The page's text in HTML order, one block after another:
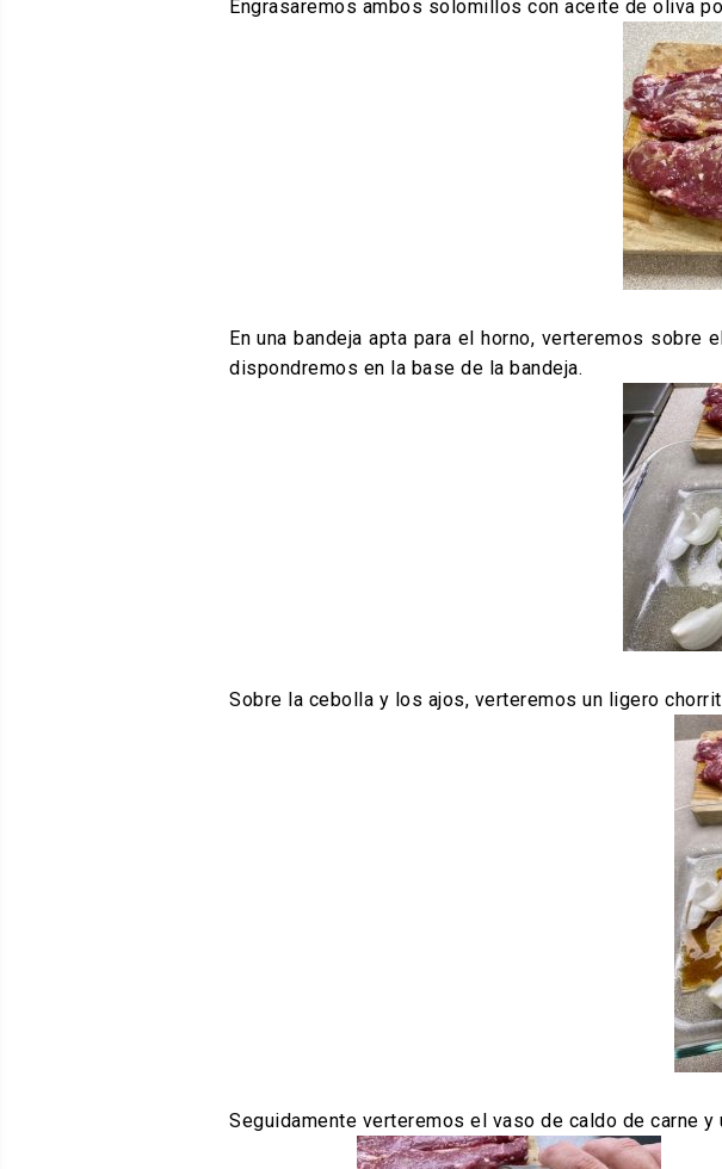
Engrasaremos ambos solomillos con aceite de oliva
En una bandeja apta para el horno, verteremos
dispondremos en la base de la bandeja.
Sobre la cebolla y los ajos, verteremos un ligero
Seguidamente verteremos el vaso de caldo de carne